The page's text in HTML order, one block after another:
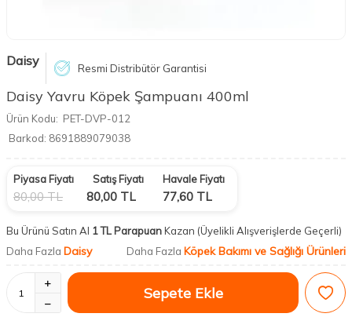
Daisy Resmi Distribütör Garantisi
Daisy Yavru Köpek Şampuanı 400ml
Ürün Kodu: PET-DVP-012
Barkod: 8691889079038
Piyasa Fiyatı
80,00TL
Satış Fiyatı
80,00 TL
Havale Fiyatı
77,60 TL
Bu Ürünü Satın Al 1 TL ParapuanKazan (Üyelikli Alışverişlerde Geçerli)
Daha Fazla Daisy Daha Fazla Köpek Bakımı ve Sağlığı Ürünleri
Sepete Ekle